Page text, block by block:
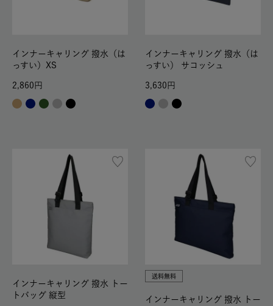
インナーキャリング 撥水（は
っすい）XS
2,860
インナーキャリング 撥水（は
っすい） サコッシュ
3,630
インナーキャリング 撥水 トー
トバッグ 縦型
送料無料
インナーキャリング 撥水 トー